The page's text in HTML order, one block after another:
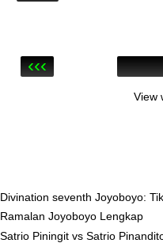
‹‹‹
View
Divination seventh Joyoboyo:
Ramalan Joyoboyo Lengkap
Satrio Piningit vs Satrio